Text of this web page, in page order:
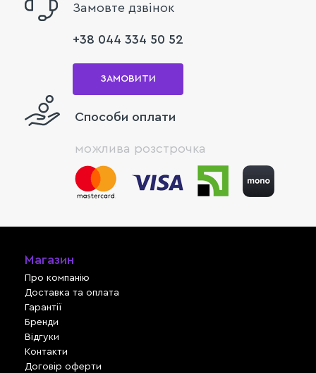
Замовте дзвінок
+38 044 334 50 52
ЗАМОВИТИ
Способи оплати
можлива розстрочка
Магазин
Про компанію
Доставка та оплата
Гарантії
Бренди
Відгуки
Контакти
Договір оферти